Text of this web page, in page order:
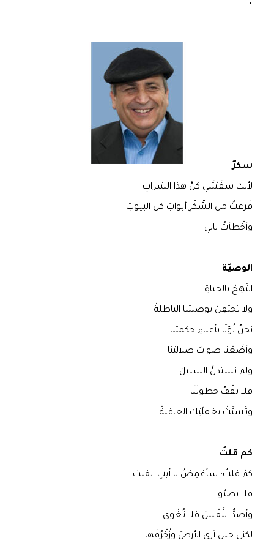
سكرٌ
لأنك سقَيْتَني كلَّ هذا الشرابِ
قَرعتُ من السُّكْرِ أبوابَ كل البيوتِ
وأخْطأتُ بابي
الوصيّة
ابتَهِجْ بالحياةِ
ولا تحتفِلْ بوصيتنا الباطلةْ
نحنُ نُؤنَا بأعباءِ حكمتنا
وأضَعْنا صوابَ ضلالتنا
ولم نستدلَّ السبيلَ…
فلا تقْفُ خطوتَنَا
وتَشبَّثْ بغفلَتِك العاقلةْ.
كم قلتُ
كمْ قلتُ: سأغمِضُ يا أبتِ القلبَ
فلا يصبُو
وأصدُّ النَّفْسَ فلا تُغْوى
لكني حين أرى الأرضَ وزُخْرُفَها